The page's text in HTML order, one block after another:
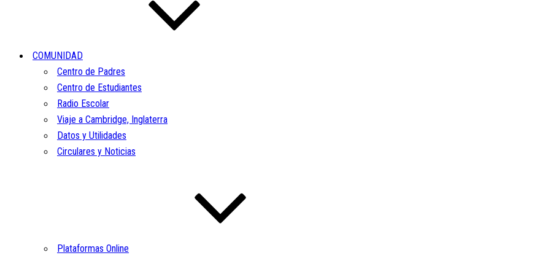
COMUNIDAD
Centro de Padres
Centro de Estudiantes
Radio Escolar
Viaje a Cambridge, Inglaterra
Datos y Utilidades
Circulares y Noticias
Plataformas Online